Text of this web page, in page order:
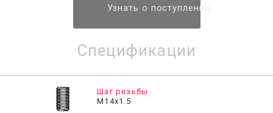
Узнать о поступлении
Спецификации
Шаг резьбы
М14х1.5